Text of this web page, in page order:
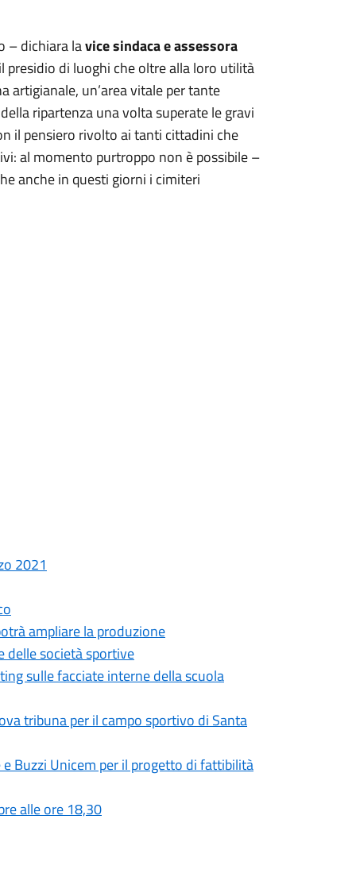
– dichiara lavice sindaca e assessora
di luoghi che oltre alla loro utilità
artigianale, un’area vitale per tante
ripartenza una volta superate le gravi
il pensiero rivolto ai tanti cittadini che
al momento purtroppo non è possibile –
anche in questi giorni i cimiteri
2021
ampliare la produzione
società sportive
sulle facciate interne della scuola
tribuna per il campo sportivo di Santa
Buzzi Unicem per il progetto di fattibilità
alle ore 18,30